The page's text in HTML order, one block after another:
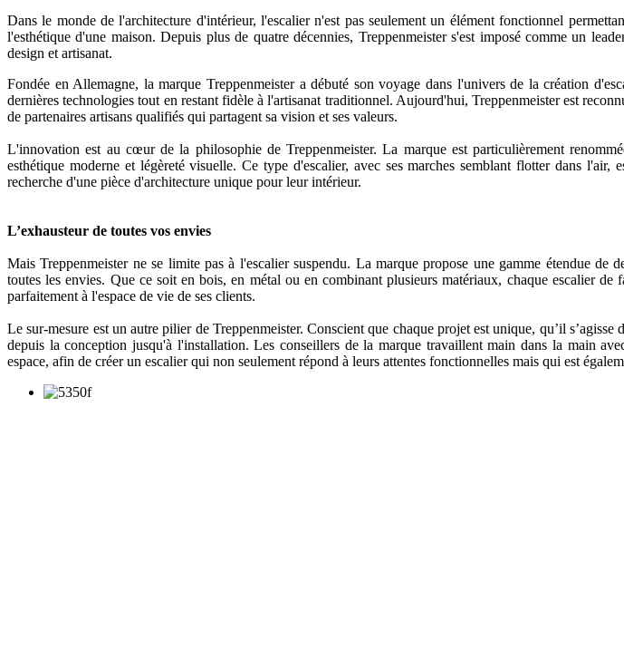
Dans le monde de l'architecture d'intérieur, l'escalier n'est pas seulement un élément fonctionnel
l'esthétique d'une maison. Depuis plus de quatre décennies, Treppenmeister s'est imposé comme un
design et artisanat.
Fondée en Allemagne, la marque Treppenmeister a débuté son voyage dans l'univers de la création
dernières technologies tout en restant fidèle à l'artisanat traditionnel. Aujourd'hui, Treppenmeister est
de partenaires artisans qualifiés qui partagent sa vision et ses valeurs.
L'innovation est au cœur de la philosophie de Treppenmeister. La marque est particulièrement
esthétique moderne et légèreté visuelle. Ce type d'escalier, avec ses marches semblant flotter dans
recherche d'une pièce d'architecture unique pour leur intérieur.
L’exhausteur de toutes vos envies
Mais Treppenmeister ne se limite pas à l'escalier suspendu. La marque propose une gamme étendue de
toutes les envies. Que ce soit en bois, en métal ou en combinant plusieurs matériaux, chaque escalier
parfaitement à l'espace de vie de ses clients.
Le sur-mesure est un autre pilier de Treppenmeister. Conscient que chaque projet est unique, qu’il
depuis la conception jusqu'à l'installation. Les conseillers de la marque travaillent main dans la main
espace, afin de créer un escalier qui non seulement répond à leurs attentes fonctionnelles mais qui est